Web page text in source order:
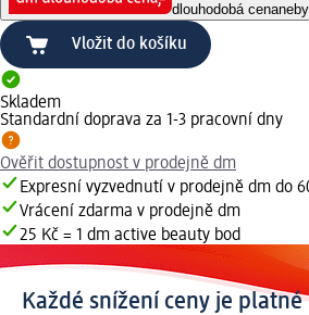
dlouhodobá cena
Vložit do košíku
Skladem
Standardní doprava za 1-3 pracovní dny
Ověřit dostupnost v prodejně dm
Expresní vyzvednutí v prodejně dm do
Vrácení zdarma v prodejně dm
25 Kč = 1 dm active beauty bod
Každé snížení ceny je platné